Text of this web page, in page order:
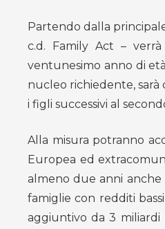
Partendo dalla
c.d. Family Act –
ventunesimo anno di
nucleo richiedente,
i figli successivi al
Alla misura potranno
Europea ed
almeno due anni anche
famiglie con redditi
aggiuntivo da 3 miliardi